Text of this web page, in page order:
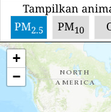
Tampilkan
PM2.5 PM10
+
−